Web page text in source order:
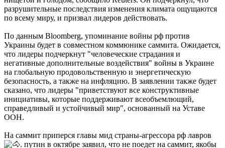
разрушительные последствия изменения климата ощущаются
по всему миру, и призвал лидеров действовать.
По данным Bloomberg, упоминание войны рф против
Украины будет в совместном коммюнике саммита. Ожидается,
что лидеры подчеркнут "человеческие страдания и
негативные дополнительные воздействия" войны в Украине
на глобальную продовольственную и энергетическую
безопасность, а также на инфляцию. В заявлении также будет
сказано, что лидеры "приветствуют все конструктивные
инициативы, которые поддерживают всеобъемлющий,
справедливый и устойчивый мир", основанный на Уставе
ООН.
На саммит приперся главы мид страны-агрессора рф лавров
. путин в октябре заявил, что не поедет на саммит, якобы